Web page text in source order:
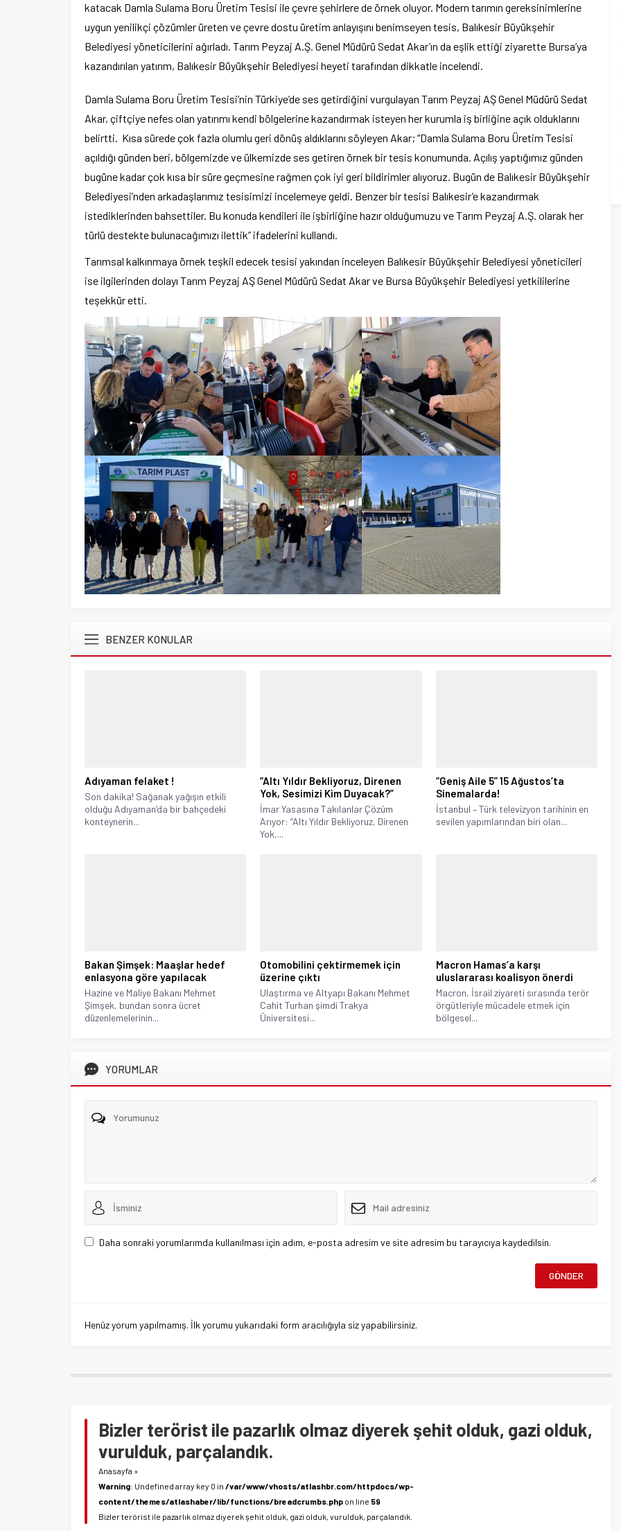
katacak Damla Sulama Boru Üretim Tesisi ile çevre şehirlere de örnek oluyor. Modern tarımın gereksinimlerine
uygun yenilikçi çözümler üreten ve çevre dostu üretim anlayışını benimseyen tesis, Balıkesir Büyükşehir
Belediyesi yöneticilerini ağırladı. Tarım Peyzaj A.Ş. Genel Müdürü Sedat Akar’ın da eşlik ettiği ziyarette Bursa’ya
kazandırılan yatırım, Balıkesir Büyükşehir Belediyesi heyeti tarafından dikkatle incelendi.
Damla Sulama Boru Üretim Tesisi’nin Türkiye’de ses getirdiğini vurgulayan Tarım Peyzaj AŞ Genel Müdürü Sedat
Akar, çiftçiye nefes olan yatırımı kendi bölgelerine kazandırmak isteyen her kurumla iş birliğine açık olduklarını
belirtti. Kısa sürede çok fazla olumlu geri dönüş aldıklarını söyleyen Akar; “Damla Sulama Boru Üretim Tesisi
açıldığı günden beri, bölgemizde ve ülkemizde ses getiren örnek bir tesis konumunda. Açılış yaptığımız günden
bugüne kadar çok kısa bir süre geçmesine rağmen çok iyi geri bildirimler alıyoruz. Bugün de Balıkesir Büyükşehir
Belediyesi’nden arkadaşlarımız tesisimizi incelemeye geldi. Benzer bir tesisi Balıkesir’e kazandırmak
istediklerinden bahsettiler. Bu konuda kendileri ile işbirliğine hazır olduğumuzu ve Tarım Peyzaj A.Ş. olarak her
türlü destekte bulunacağımızı ilettik” ifadelerini kullandı.
Tarımsal kalkınmaya örnek teşkil edecek tesisi yakından inceleyen Balıkesir Büyükşehir Belediyesi yöneticileri
ise ilgilerinden dolayı Tarım Peyzaj AŞ Genel Müdürü Sedat Akar ve Bursa Büyükşehir Belediyesi yetkililerine
teşekkür etti.
BENZER KONULAR
Adıyaman felaket !
Son dakika! Sağanak yağışın etkili
olduğu Adıyaman’da bir bahçedeki
konteynerin...
“Altı Yıldır Bekliyoruz, Direnen
Yok, Sesimizi Kim Duyacak?”
İmar Yasasına Takılanlar Çözüm
Arıyor: “Altı Yıldır Bekliyoruz, Direnen
Yok,...
“Geniş Aile 5” 15 Ağustos’ta
Sinemalarda!
İstanbul – Türk televizyon tarihinin en
sevilen yapımlarından biri olan...
Bakan Şimşek: Maaşlar hedef
enlasyona göre yapılacak
Hazine ve Maliye Bakanı Mehmet
Şimşek, bundan sonra ücret
düzenlemelerinin...
Otomobilini çektirmemek için
üzerine çıktı
Ulaştırma ve Altyapı Bakanı Mehmet
Cahit Turhan şimdi Trakya
Üniversitesi...
Macron Hamas’a karşı
uluslararası koalisyon önerdi
Macron, İsrail ziyareti sırasında terör
örgütleriyle mücadele etmek için
bölgesel...
YORUMLAR
Daha sonraki yorumlarımda kullanılması için adım, e-posta adresim ve site adresim bu tarayıcıya kaydedilsin.
Henüz yorum yapılmamış. İlk yorumu yukarıdaki form aracılığıyla siz yapabilirsiniz.
Bizler terörist ile pazarlık olmaz diyerek şehit olduk, gazi olduk,
vurulduk, parçalandık.
Anasayfa »
Warning: Undefined array key 0 in /var/www/vhosts/atlashbr.com/httpdocs/wp-
content/themes/atlashaber/lib/functions/breadcrumbs.php on line 59
Bizler terörist ile pazarlık olmaz diyerek şehit olduk, gazi olduk, vurulduk, parçalandık.